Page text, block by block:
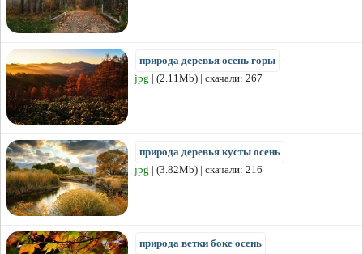
природа деревья осень горы
jpg | (2.11Mb) | скачали: 267
природа деревья кусты осень
jpg | (3.82Mb) | скачали: 216
природа ветки боке осень